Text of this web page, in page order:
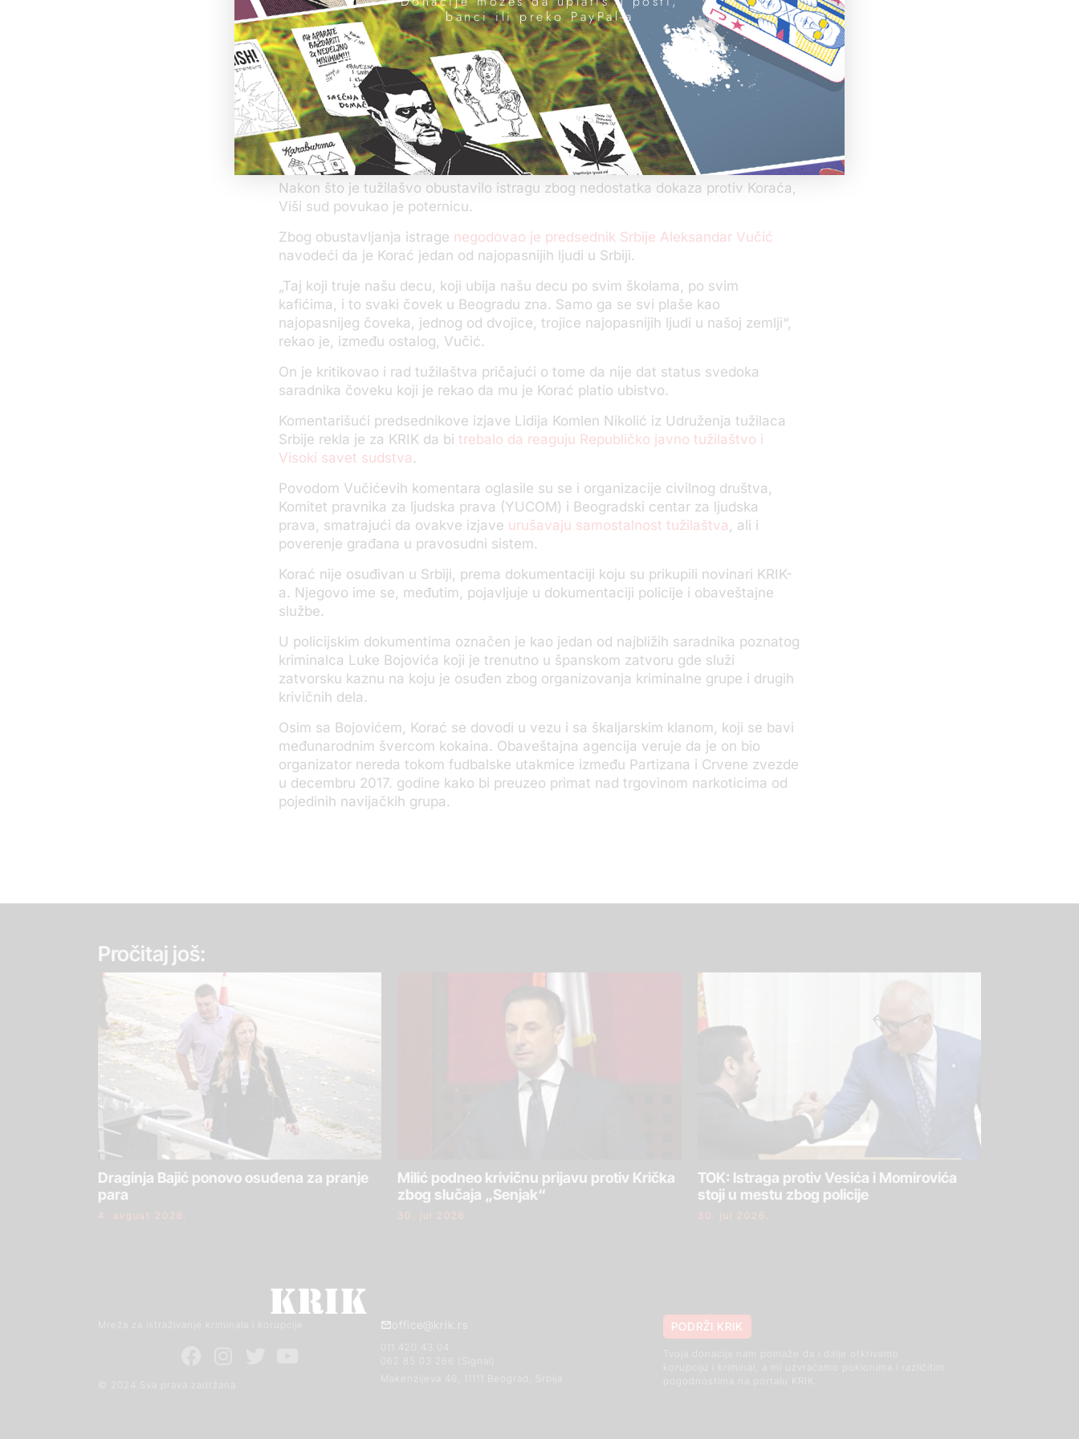
dana pokrenulo protiv Filipa Koraćazbog sumnje da je podstrekao na ubistvo
Blaža Đurovića.
Tada je ministar Stefanović na konferenciji za novinare kao najveći uspeh
policije u akcijama u kojima je uhapšeno oko 150 ljudi predstavioraspisivanje
crvene Interpolove poterniceza Koraćem. KRIK je upravo tada utvrdio da srpska
policija hapsi uglavnom osobe koje su povezane sa škaljarskim klanom, a ne one
koje su bliske suparničkom, kavačkom klanu. Kavački klan ima veze u policiji i
vladajućoj stranci, kako su ranije pokazala novinarska istraživanja.
Nakon što je tužilašvo obustavilo istragu zbog nedostatka dokaza protiv Koraća,
Viši sud povukao je poternicu.
Zbog obustavljanja istrage negodovao je predsednik Srbije Aleksandar Vučić
navodeći da je Korać jedan od najopasnijih ljudi u Srbiji.
„Taj koji truje našu decu, koji ubija našu decu po svim školama, po svim
kafićima, i to svaki čovek u Beogradu zna. Samo ga se svi plaše kao
najopasnijeg čoveka, jednog od dvojice, trojice najopasnijih ljudi u našoj zemlji“,
rekao je, između ostalog, Vučić.
On je kritikovao i rad tužilaštva pričajući o tome da nije dat status svedoka
saradnika čoveku koji je rekao da mu je Korać platio ubistvo.
Komentarišući predsednikove izjave Lidija Komlen Nikolić iz Udruženja tužilaca
Srbije rekla je za KRIK da bi trebalo da reaguju Republičko javno tužilaštvo i
Visoki savet sudstva .
Povodom Vučićevih komentara oglasile su se i organizacije civilnog društva,
Komitet pravnika za ljudska prava (YUCOM) i Beogradski centar za ljudska
prava, smatrajući da ovakve izjave urušavaju samostalnost tužilaštva , ali i
poverenje građana u pravosudni sistem.
Korać nije osuđivan u Srbiji, prema dokumentaciji koju su prikupili novinari KRIK-
a. Njegovo ime se, međutim, pojavljuje u dokumentaciji policije i obaveštajne
službe.
U policijskim dokumentima označen je kao jedan od najbližih saradnika poznatog
kriminalca Luke Bojovića koji je trenutno u španskom zatvoru gde služi
zatvorsku kaznu na koju je osuđen zbog organizovanja kriminalne grupe i drugih
krivičnih dela.
Osim sa Bojovićem, Korać se dovodi u vezu i sa škaljarskim klanom, koji se bavi
međunarodnim švercom kokaina. Obaveštajna agencija veruje da je on bio
organizator nereda tokom fudbalske utakmice između Partizana i Crvene zvezde
u decembru 2017. godine kako bi preuzeo primat nad trgovinom narkoticima od
pojedinih navijačkih grupa.
Pročitaj još:
Draginja Bajić ponovo osuđena za pranje
para
4. avgust 2026.
Milić podneo krivičnu prijavu protiv Krička
zbog slučaja „Senjak“
30. jul 2026.
TOK: Istraga protiv Vesića i Momirovića
stoji u mestu zbog policije
30. jul 2026.
Mreža za istraživanje kriminala i korupcije
© 2024 Sva prava zadržana
office@krik.rs
011 420 43 04
Makenzijeva 46, 11111 Beograd, Srbija
PODRŽI KRIK
Tvoja donacija nam pomaže da i dalje otkrivamo
korupciju i kriminal, a mi uzvraćamo poklonima i različitim
pogodnostima na portalu KRIK.
banci ili preko PayPal-a